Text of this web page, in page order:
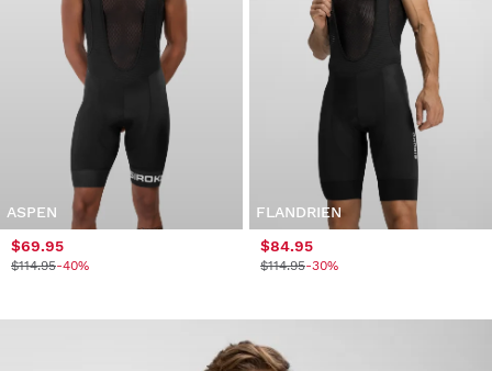
ASPEN
$69.95
$114.95-40%
FLANDRIEN
$84.95
$114.95-30%